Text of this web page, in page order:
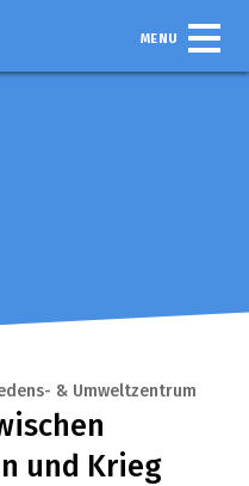
MENU
& Umweltzentrum
und Krieg